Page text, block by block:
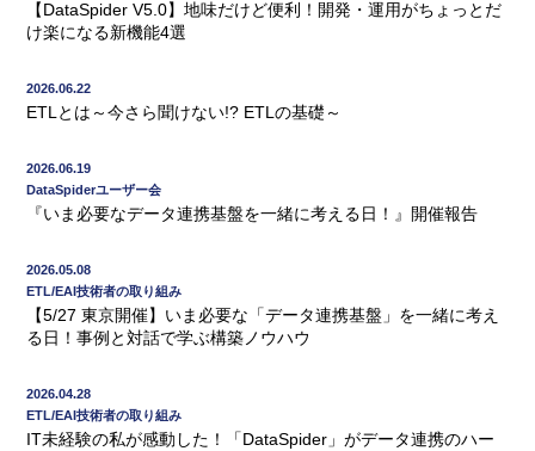
【DataSpider V5.0】地味だけど便利！開発・運用がちょっとだ
け楽になる新機能4選
2026.06.22
ETLとは～今さら聞けない!? ETLの基礎～
2026.06.19
DataSpiderユーザー会
『いま必要なデータ連携基盤を一緒に考える日！』開催報告
2026.05.08
ETL/EAI技術者の取り組み
【5/27 東京開催】いま必要な「データ連携基盤」を一緒に考え
る日！事例と対話で学ぶ構築ノウハウ
2026.04.28
ETL/EAI技術者の取り組み
IT未経験の私が感動した！「DataSpider」がデータ連携のハー